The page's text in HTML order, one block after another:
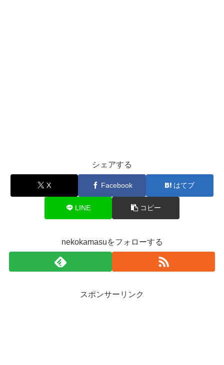
シェアする
X Facebook はてブ
LINE コピー
nekokamasuをフォローする
スポンサーリンク